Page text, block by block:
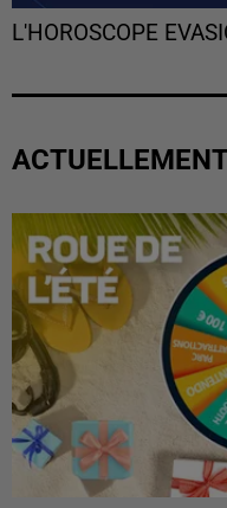
L'HOROSCOPE